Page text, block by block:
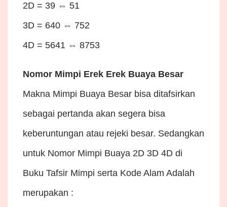
2D = 39 ⇔ 51
3D = 640 ⇔ 752
4D = 5641 ⇔ 8753
Nomor Mimpi Erek Erek Buaya Besar
Makna Mimpi Buaya Besar bisa ditafsirkan
sebagai pertanda akan segera bisa
keberuntungan atau rejeki besar. Sedangkan
untuk Nomor Mimpi Buaya 2D 3D 4D di
Buku Tafsir Mimpi serta Kode Alam Adalah
merupakan :